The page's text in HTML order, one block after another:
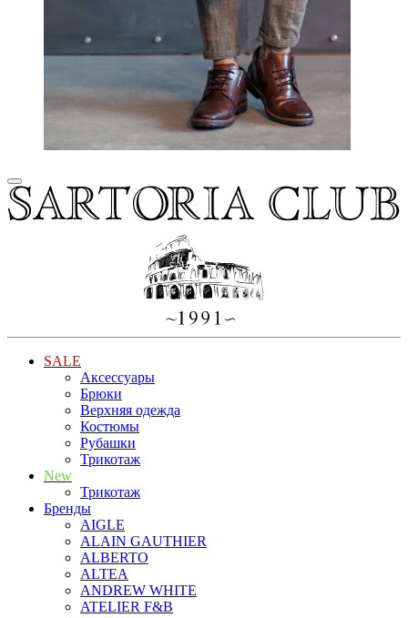
SALE
Аксессуары
Брюки
Верхняя одежда
Костюмы
Рубашки
Трикотаж
New
Трикотаж
Бренды
AIGLE
ALAIN GAUTHIER
ALBERTO
ALTEA
ANDREW WHITE
ATELIER F&B